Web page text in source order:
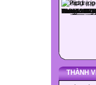
THÀNH